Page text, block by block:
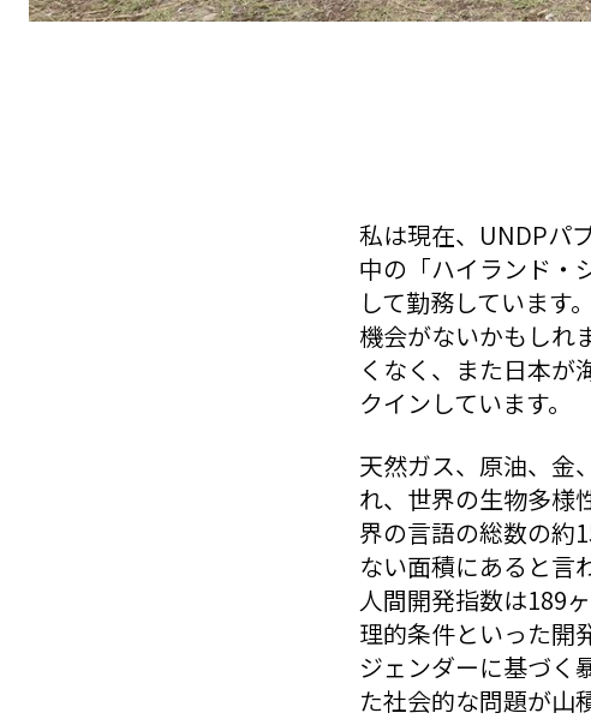
私は現在、UNDPパ
中の「ハイランド・
して勤務しています
機会がないかもしれ
くなく、また日本が
クインしています。
天然ガス、原油、金
れ、世界の生物多様
界の言語の総数の約
ない面積にあると言
人間開発指数は189
理的条件といった開
ジェンダーに基づく
た社会的な問題が山